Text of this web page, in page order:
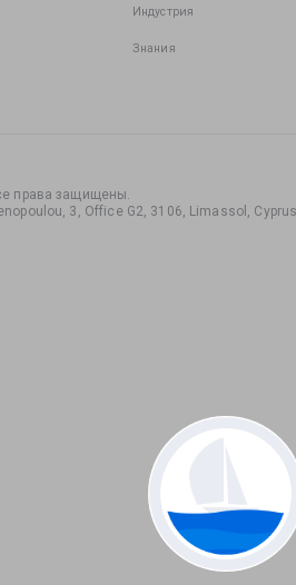
Индустрия
Знания
права защищены.
3, Office G2, 3106, Limassol,